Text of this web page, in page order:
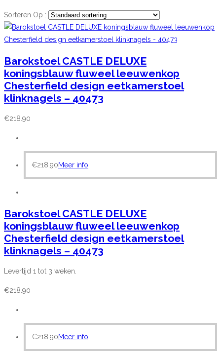
Sorteren Op :
Barokstoel CASTLE DELUXE
koningsblauw fluweel leeuwenkop
Chesterfield design eetkamerstoel
klinknagels – 40473
€218.90
€218.90Meer info
Barokstoel CASTLE DELUXE
koningsblauw fluweel leeuwenkop
Chesterfield design eetkamerstoel
klinknagels – 40473
Levertijd 1 tot 3 weken.
€218.90
€218.90Meer info